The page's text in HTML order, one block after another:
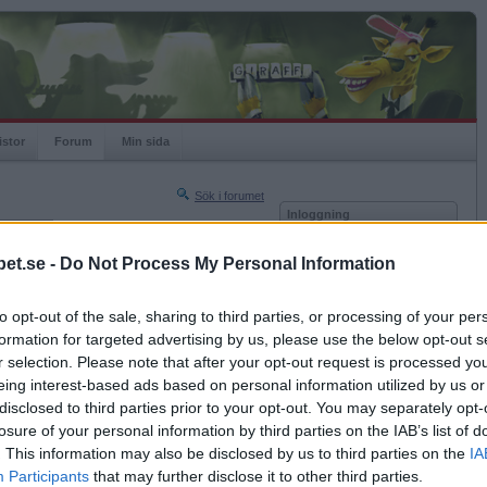
- Do Not Process My Personal Information
opt-out of the sale, sharing to third parties, or processing of your
for targeted advertising by us, please use the below opt-out
selection. Please note that after your opt-out request is processed
interest-based ads based on personal information utilized by us
to third parties prior to your opt-out. You may separately
of your personal information by third parties on the IAB’s list of
This information may also be disclosed by us to third parties on the
Participants that may further disclose it to other third parties.
Forum Min sida
Sök i forumet
Nästa sida »
2013-04-24 18:45
Inloggning
Kom ihåg mig
Glömt ditt lösenord?
Få ny aktiveringslänk
Betapet är gratis!